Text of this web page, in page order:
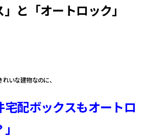
」と「オートロック」
いな建物なのに、
宅配ボックスもオートロ